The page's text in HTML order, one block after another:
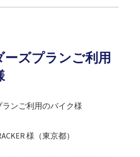
ーズプランご利用
ンご利用のバイク様
様（東京都）